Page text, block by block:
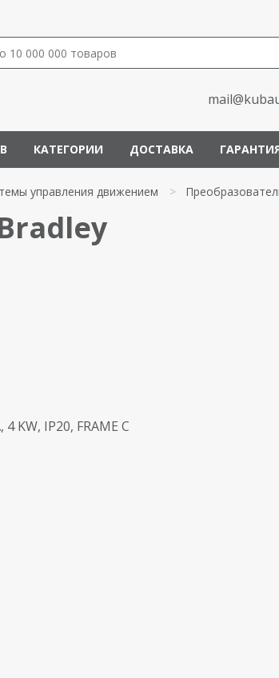
КАТЕГОРИИ ДОСТАВКА
управления движением >
4 KW, IP20, FRAME C